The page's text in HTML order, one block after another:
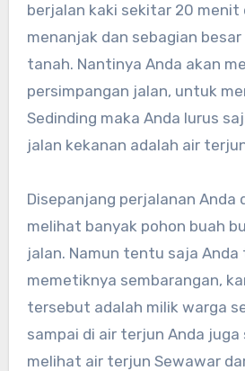
berjalan kaki sekitar 20 menit
menanjak dan sebagian
tanah. Nantinya Anda akan
persimpangan jalan, untuk
Sedinding maka Anda lurus
jalan kekanan adalah air
Disepanjang perjalanan Anda
melihat banyak pohon buah
jalan. Namun tentu saja Anda
memetiknya sembarangan,
tersebut adalah milik warga
sampai di air terjun Anda juga
melihat air terjun Sewawar